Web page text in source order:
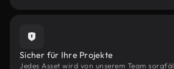
Sicher für Ihre Projekte
Jedes Asset wird von unserem Team